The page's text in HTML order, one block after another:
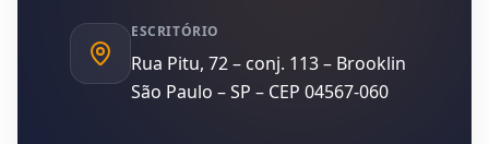
ESCRITÓRIO
Rua Pitu, 72 – conj. 113 – Brooklin
São Paulo – SP – CEP 04567-060